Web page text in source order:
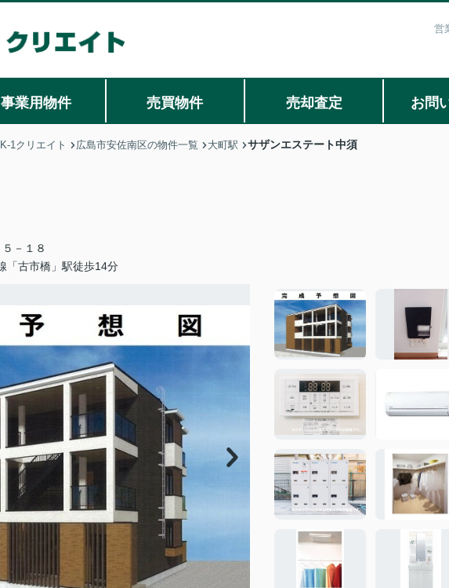
営
事業用物件 売買物件 売却査定 お問
1クリエイト 広島市安佐南区の物件一覧 大町駅 サザンエステート中須
－１８
「古市橋」駅徒歩14分